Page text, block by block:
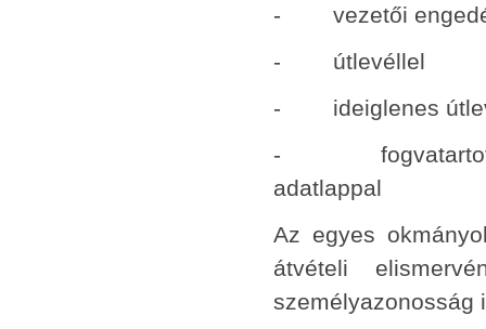
- vezetői
- útlevéllel
- ideiglenes
- fogvatartottak
adatlappal
Az egyes
átvételi
személyazonosság